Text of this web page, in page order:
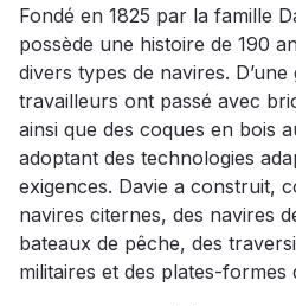
Fondé en 1825 par la famille
possède une histoire de 190
divers types de navires.
travailleurs ont passé avec
ainsi que des coques en bois
adoptant des technologies
exigences. Davie a construit,
navires citernes, des navires
bateaux de pêche, des
militaires et des plates-formes